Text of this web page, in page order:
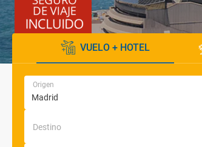
VUELO + HOTEL
Origen
Destino